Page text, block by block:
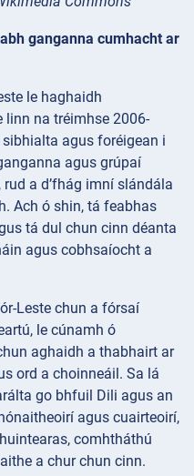
ganganna cumhacht ar
le haghaidh
linn na tréimhse 2006-
agus foréigean i
agus grúpaí
a d’fhág imní slándála
Ach ó shin, tá feabhas
tá dul chun cinn déanta
agus cobhsaíocht a
Leste chun a fórsaí
le cúnamh ó
aghaidh a thabhairt ar
ord a choinneáil. Sa lá
go bhfuil Dili agus an
agus cuairteoirí,
comhtháthú
a chur chun cinn.